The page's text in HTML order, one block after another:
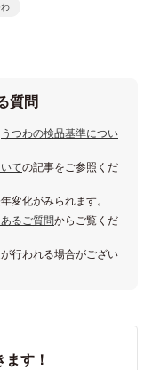
質問
うつわの検品基準につい
ての記事をご参照くだ
変化がみられます。
るご質問からご覧くだ
行われる場合がござい
す！